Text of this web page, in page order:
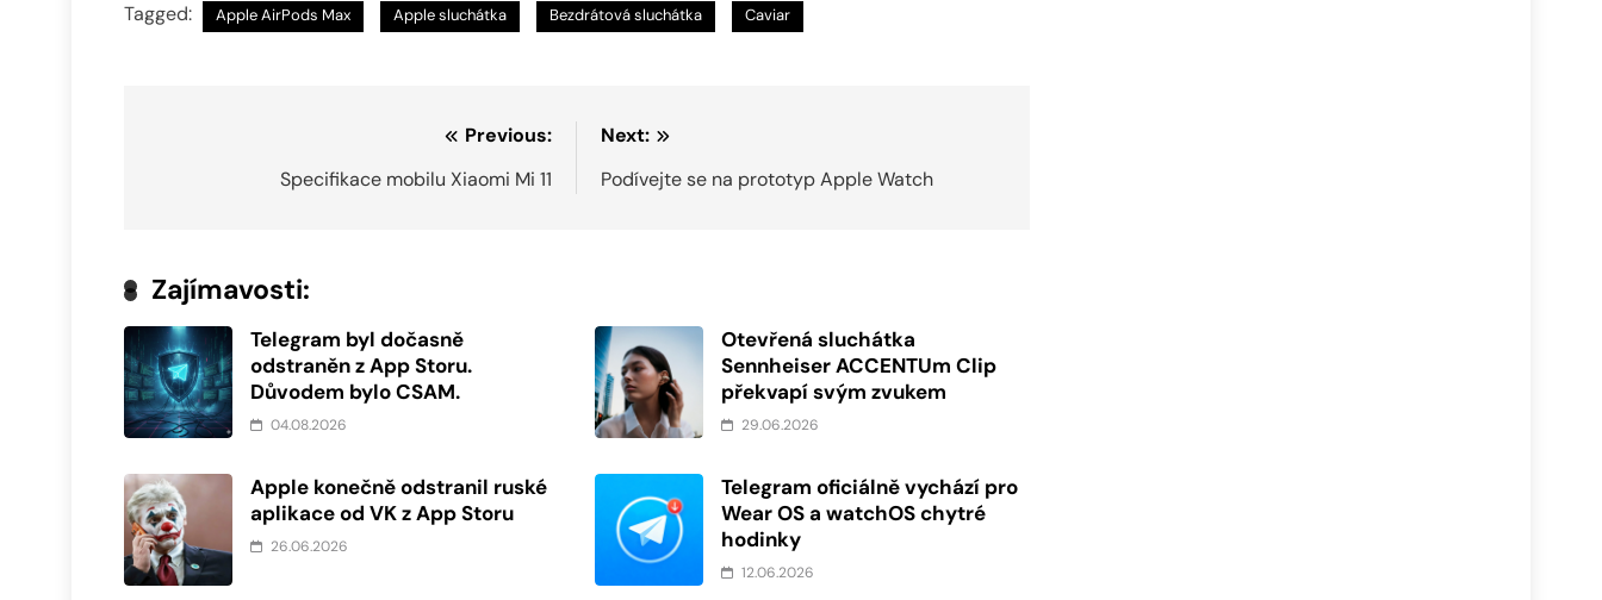
Tagged: Apple AirPods Max Apple sluchátka Bezdrátová sluchátka Caviar
Previous:
Specifikace mobilu Xiaomi Mi 11
Next:
Podívejte se na prototyp Apple Watch
Zajímavosti:
Telegram byl dočasně
odstraněn z App Storu.
Důvodem bylo CSAM.
04.08.2026
Otevřená sluchátka
Sennheiser ACCENTUm Clip
překvapí svým zvukem
29.06.2026
Apple konečně odstranil ruské
aplikace od VK z App Storu
26.06.2026
Telegram oficiálně vychází pro
Wear OS a watchOS chytré
hodinky
12.06.2026